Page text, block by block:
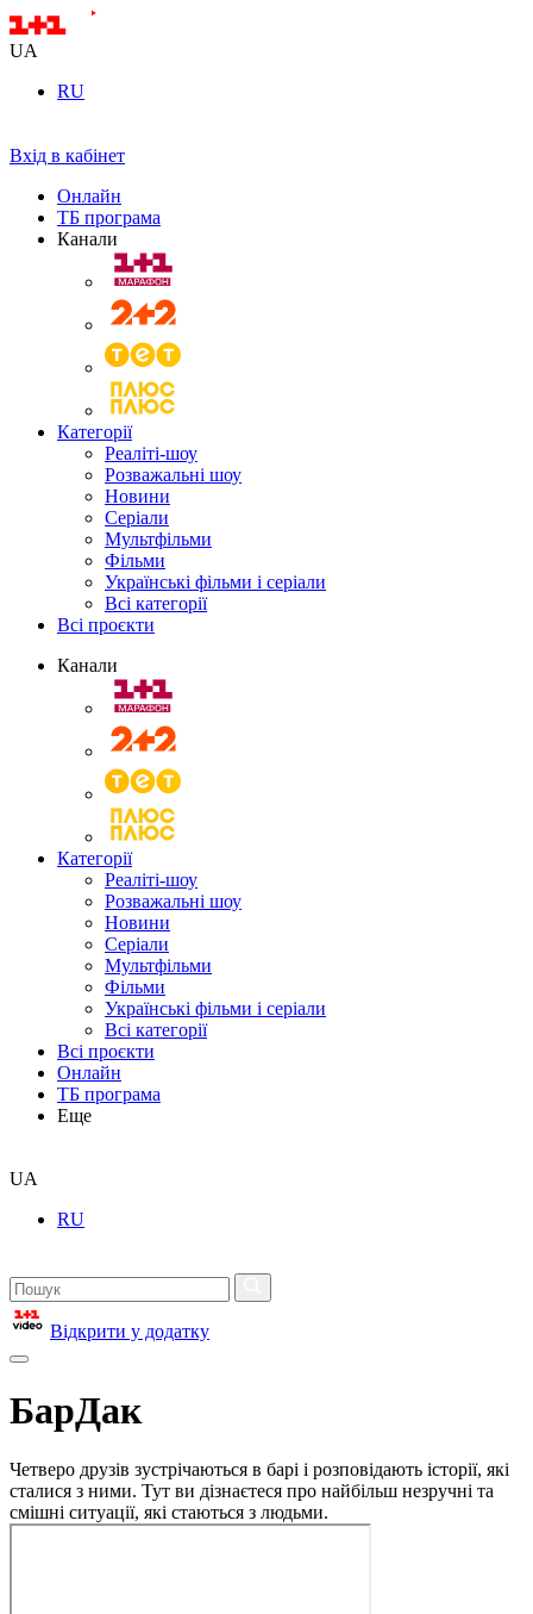
UA
RU
Вхід в кабінет
Онлайн
ТБ програма
Канали
Категорії
Реаліті-шоу
Розважальні шоу
Новини
Серіали
Мультфільми
Фільми
Українські фільми і серіали
Всі категорії
Всі проєкти
Канали
Категорії
Реаліті-шоу
Розважальні шоу
Новини
Серіали
Мультфільми
Фільми
Українські фільми і серіали
Всі категорії
Всі проєкти
Онлайн
ТБ програма
Еще
UA
RU
Відкрити у додатку
БарДак
Четверо друзів зустрічаються в барі і розповідають історії, які
сталися з ними. Тут ви дізнаєтеся про найбільш незручні та
смішні ситуації, які стаються з людьми.